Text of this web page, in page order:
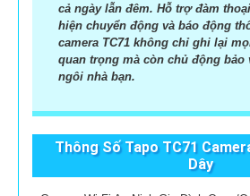
cả ngày lẫn đêm. Hỗ trợ đàm
hiện chuyển động và báo động
camera TC71 không chỉ ghi lại
quan trọng mà còn chủ động bảo
ngôi nhà bạn.
Thông Số Tapo TC71
Dây